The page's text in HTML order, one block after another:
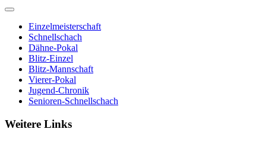
Einzelmeisterschaft
Schnellschach
Dähne-Pokal
Blitz-Einzel
Blitz-Mannschaft
Vierer-Pokal
Jugend-Chronik
Senioren-Schnellschach
Weitere Links